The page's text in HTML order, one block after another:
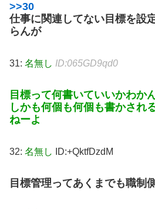
>>30
仕事に関連してない目標を設
らんが
31: 名無し ID:065GD9qd0
目標って何書いていいかわか
しかも何個も何個も書かされ
ねーよ
32: 名無し ID:+QktfDzdM
目標管理ってあくまでも職制